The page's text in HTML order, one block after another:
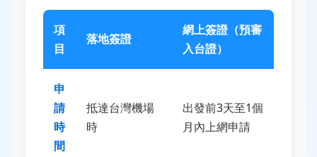
項
目
落地簽證
網上簽證（預審
入台證）
申
請
時
間
抵達台灣機場
時
出發前3天至1個
月內上網申請